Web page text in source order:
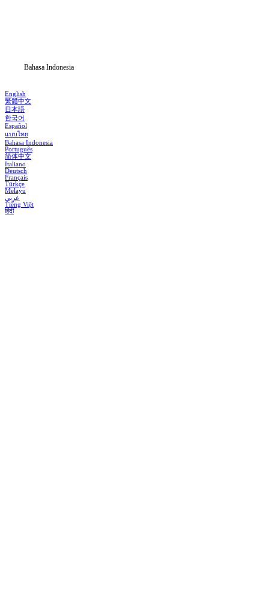
Bahasa Indonesia
English
繁體中文
日本語
한국어
Español
แบบไทย
Bahasa Indonesia
Português
简体中文
Italiano
Deutsch
Français
Türkçe
Melayu
عربي
Tiếng Việt
हिंदी